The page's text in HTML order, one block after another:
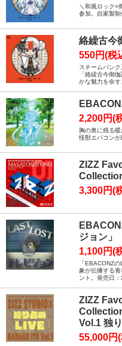
＼和風ロック×
参加。自家製制
絡繰古今
550円(税
スチームパン
「絡繰古今御
かな魅力を余す
2,200円(
胸の奥に残る
怪獣エバコンが
ZIZZ
3,300円(
ジョン」
1,100円(
「EBACONZ
象が伝播する
ント。発売日
ZIZZ
Vol.1 独
55,000円